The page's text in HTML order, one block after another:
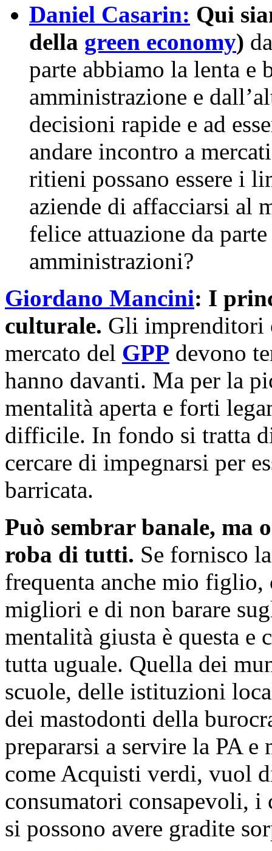
Daniel Casarin: Qui
della green economy)
parte abbiamo la lenta e
amministrazione e
decisioni rapide e ad
andare incontro a
ritieni possano essere i
aziende di affacciarsi al
felice attuazione da
amministrazioni?
Giordano Mancini: I
culturale. Gli imprenditori
mercato del GPP devono
hanno davanti. Ma per la
mentalità aperta e forti
difficile. In fondo si tratta
cercare di impegnarsi per
barricata.
Può sembrar banale, ma
roba di tutti. Se fornisco
frequenta anche mio
migliori e di non barare
mentalità giusta è questa e
tutta uguale. Quella dei
scuole, delle istituzioni
dei mastodonti della
prepararsi a servire la PA
come Acquisti verdi, vuol
consumatori consapevoli,
si possono avere gradite